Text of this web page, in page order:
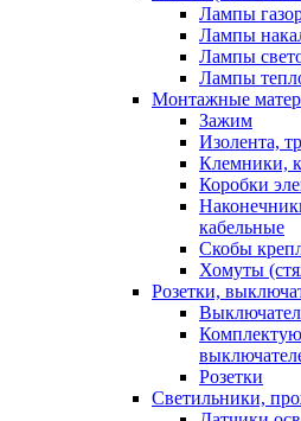
Лампы
Лампы
Лампы
Лампы
Монтажные
Зажим
Изолента,
Клемники,
Коробки
кабельные
Скобы
Хомуты
Розетки,
Розетки
Светильники,